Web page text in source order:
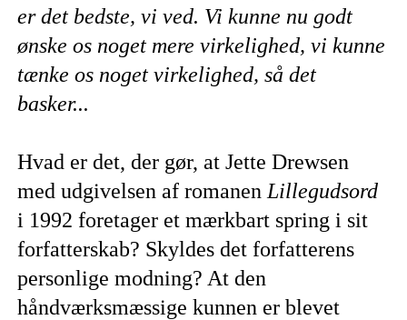
er det bedste, vi ved. Vi kunne nu godt
ønske os noget mere virkelighed, vi kunne
tænke os noget virkelighed, så det
basker...
Hvad er det, der gør, at Jette Drewsen
med udgivelsen af romanen Lillegudsord
i 1992 foretager et mærkbart spring i sit
forfatterskab? Skyldes det forfatterens
personlige modning? At den
håndværksmæssige kunnen er blevet